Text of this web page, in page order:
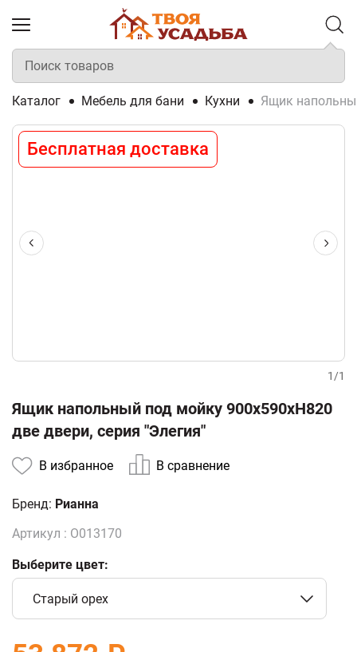
Каталог Мебель для бани Кухни Ящик
Бесплатная доставка
1/1
Ящик напольный под мойку 900х590хН820
две двери, серия "Элегия"
В избранное В сравнение
Бренд: Рианна
Артикул : О013170
Выберите цвет:
Старый орех